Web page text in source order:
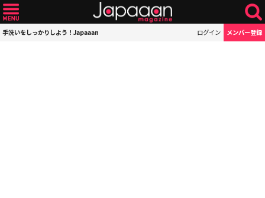
手洗いをしっかりしよう！Japaaan ログイン メンバー登録